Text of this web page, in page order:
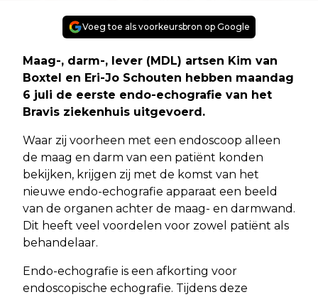
Voeg toe als voorkeursbron op Google
Maag-, darm-, lever (MDL) artsen Kim van
Boxtel en Eri-Jo Schouten hebben maandag
6 juli de eerste endo-echografie van het
Bravis ziekenhuis uitgevoerd.
Waar zij voorheen met een endoscoop alleen
de maag en darm van een patiënt konden
bekijken, krijgen zij met de komst van het
nieuwe endo-echografie apparaat een beeld
van de organen achter de maag- en darmwand.
Dit heeft veel voordelen voor zowel patiënt als
behandelaar.
Endo-echografie is een afkorting voor
endoscopische echografie. Tijdens deze